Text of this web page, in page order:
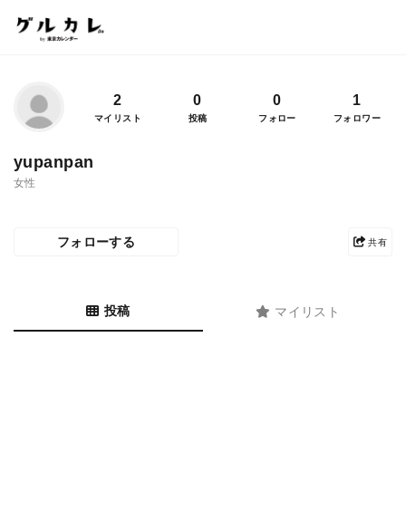
2
マイリスト
0
投稿
0
フォロー
1
フォロワー
yupanpan
女性
フォローする 共有
投稿 マイリスト